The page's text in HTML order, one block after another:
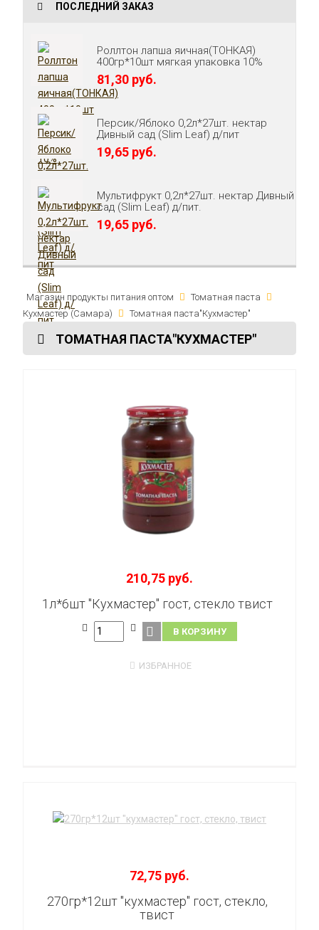
ПОСЛЕДНИЙ ЗАКАЗ
Роллтон лапша яичная(ТОНКАЯ)
400гр*10шт мягкая упаковка 10%
81,30 руб.
Персик/Яблоко 0,2л*27шт. нектар
Дивный сад (Slim Leaf) д/пит
19,65 руб.
Мультифрукт 0,2л*27шт. нектар Дивный
сад (Slim Leaf) д/пит.
19,65 руб.
Магазин продукты питания оптом
Томатная паста
Кухмастер (Самара)
Томатная паста"Кухмастер"
ТОМАТНАЯ ПАСТА"КУХМАСТЕР"
210,75 руб.
1л*6шт "Кухмастер" гост, стекло твист
В КОРЗИНУ
ИЗБРАННОЕ
72,75 руб.
270гр*12шт "кухмастер" гост, стекло,
твист